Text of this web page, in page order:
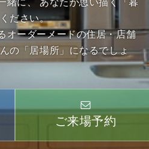
緒に、
あなたが思い描く「暮
ださい。
オーダーメードの住居・店舗
の「居場所」になるでしょ
ご来場予約